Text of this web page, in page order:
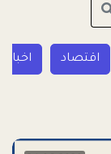
اقتصاد